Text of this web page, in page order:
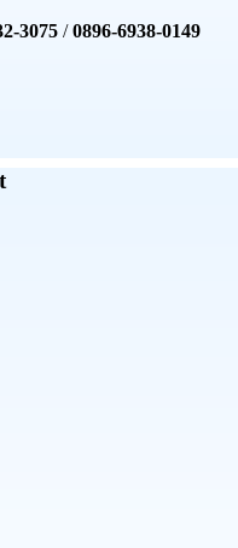
3075 /0896-6938-0149